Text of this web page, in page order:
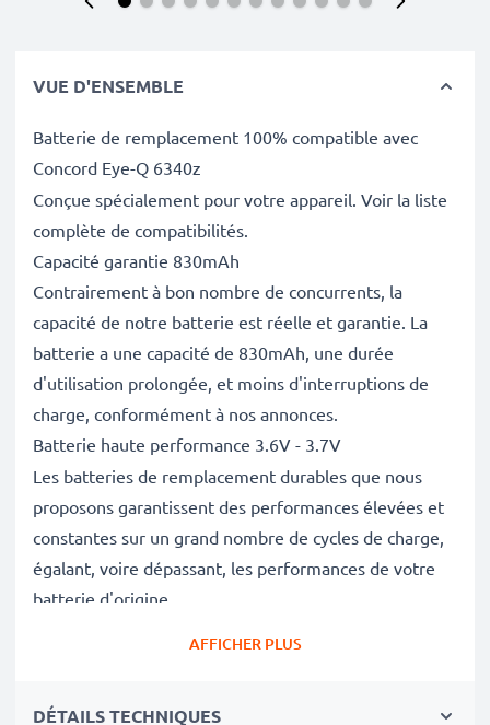
VUE D'ENSEMBLE
Batterie de remplacement 100% compatible avec
Concord Eye-Q 6340z
Conçue spécialement pour votre appareil. Voir la liste
complète de compatibilités.
Capacité garantie 830mAh
Contrairement à bon nombre de concurrents, la
capacité de notre batterie est réelle et garantie. La
batterie a une capacité de 830mAh, une durée
d'utilisation prolongée, et moins d'interruptions de
charge, conformément à nos annonces.
Batterie haute performance 3.6V - 3.7V
Les batteries de remplacement durables que nous
proposons garantissent des performances élevées et
constantes sur un grand nombre de cycles de charge,
égalant, voire dépassant, les performances de votre
batterie d'origine.
AFFICHER PLUS
DÉTAILS TECHNIQUES